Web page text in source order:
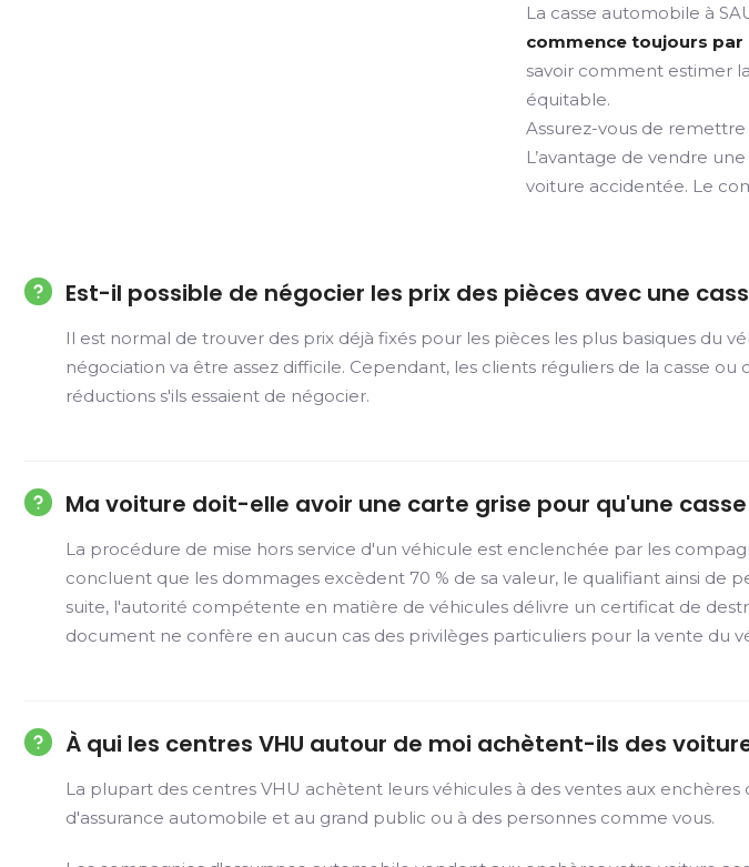
La casse automobile à
commence toujours par
savoir comment estimer
équitable.
Assurez-vous de remettre
L’avantage de vendre
voiture accidentée. Le
Est-il possible de négocier les prix des pièces avec une
Il est normal de trouver des prix déjà fixés pour les pièces les plus basiques du
négociation va être assez difficile. Cependant, les clients réguliers de la casse
réductions s'ils essaient de négocier.
Ma voiture doit-elle avoir une carte grise pour qu'une
La procédure de mise hors service d'un véhicule est enclenchée par les
concluent que les dommages excèdent 70 % de sa valeur, le qualifiant ainsi
suite, l'autorité compétente en matière de véhicules délivre un certificat de
document ne confère en aucun cas des privilèges particuliers pour la vente du
À qui les centres VHU autour de moi achètent-ils des
La plupart des centres VHU achètent leurs véhicules à des ventes aux
d'assurance automobile et au grand public ou à des personnes comme vous.